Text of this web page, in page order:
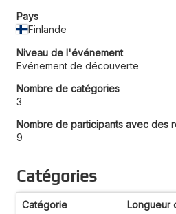
Pays
Finlande
Niveau de l'événement
Evénement de découverte
Nombre de catégories
3
Nombre de participants avec des
9
Catégories
Catégorie Longueur